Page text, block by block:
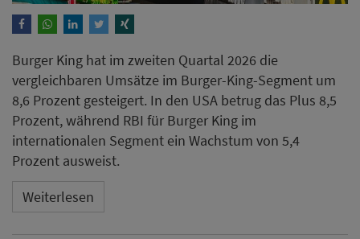
Burger King hat im zweiten Quartal 2026 die
vergleichbaren Umsätze im Burger-King-Segment um
8,6 Prozent gesteigert. In den USA betrug das Plus 8,5
Prozent, während RBI für Burger King im
internationalen Segment ein Wachstum von 5,4
Prozent ausweist.
Weiterlesen